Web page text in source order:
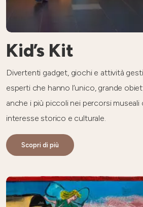
Kid’s Kit
Divertenti gadget, giochi e attività
esperti che hanno l’unico, grande
anche i più piccoli nei percorsi museali
interesse storico e culturale.
Scopri di più